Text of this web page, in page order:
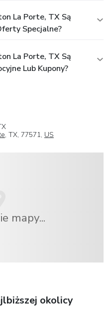
La Porte, TX Są
Specjalne?
La Porte, TX Są
Lub Kupony?
, TX, 77571, US
mapy...
okolicy